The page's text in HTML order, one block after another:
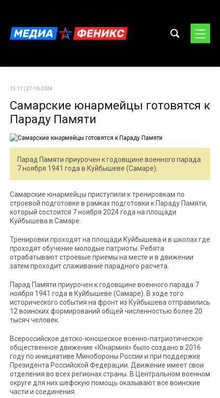
15:11 | 27-10-2024
Самарские юнармейцы готовятся к
Параду Памяти
Парад Памяти приурочен к годовщине военного парада
7 ноября 1941 года в Куйбышеве (Самаре).
Самарские юнармейцы приступили к тренировкам по
строевой подготовке в рамках подготовки к Параду Памяти,
который состоится 7 ноября 2024 года на площади
Куйбышева в Самаре.
Тренировки проходят на площади Куйбышева и в школах где
проходят обучение молодые патриоты. Ребята
отрабатывают строевые приемы на месте и в движении
затем проходит слаживание парадного расчета.
Парад Памяти приурочен к годовщине военного парада 7
ноября 1941 года в Куйбышеве (Самаре). В ходе того
исторического события на фронт из Куйбышева отправились
12 воинских формирований общей численностью более 20
тысяч человек.
Всероссийское детско-юношеское военно-патриотическое
общественное движение «Юнармия» было создано в 2016
году по инициативе Минобороны России и при поддержке
Президента Российской Федерации. Движение имеет свои
отделения во всех регионах страны. В Центральном военном
округе для них шефскую помощь оказывают все воинские
части и соединения.